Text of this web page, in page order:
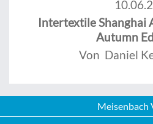
Intertextile Shanghai
Autumn
Von Daniel
Meisenbach